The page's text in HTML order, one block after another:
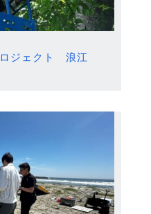
ジェクト 浪江